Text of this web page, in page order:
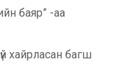
баяр” -аа
хайрласан багш